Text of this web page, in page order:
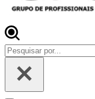
Pesquisar
por...